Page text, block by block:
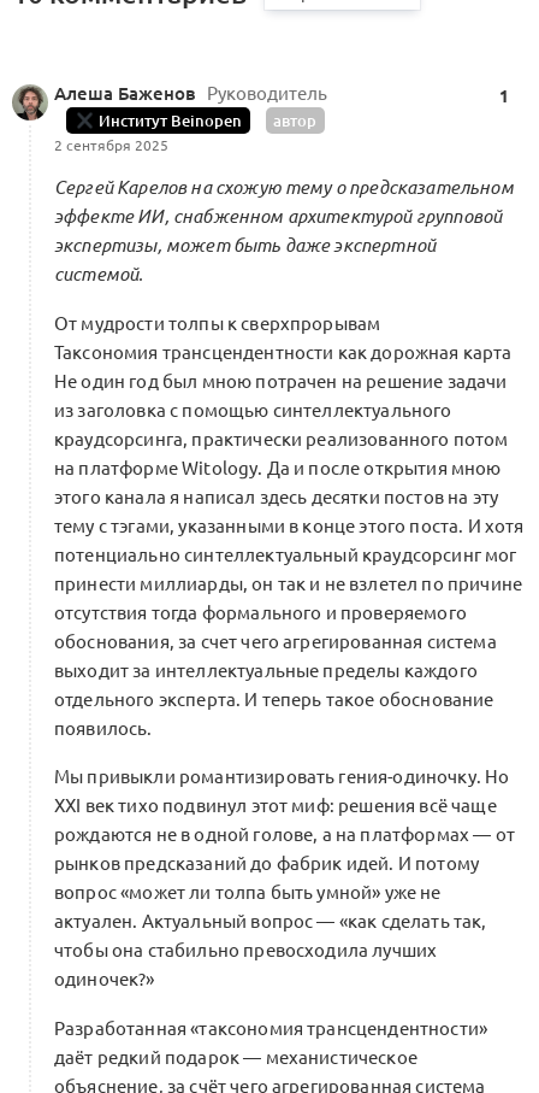
Моя беседа с доцентом МГУ Еленой
и корректировке роли бизнес-клуба
Альянса по отношению к системе
0
Меморандум о кооперации 3 комментария
Бизнес-клуб Beinopen: выводим
на сделки в индустрии моды
0
3 комментария
Раз в неделю вопреки дикой суете мне
удается ощутить, что мы делаем что-то
великое
0 комментариев
Алеша Баженов Руководитель
Институт Beinopen автор
2 сентября 2025
1
Сергей Карелов на схожую тему о предсказательном
эффекте ИИ, снабженном архитектурой групповой
экспертизы, может быть даже экспертной
системой.
От мудрости толпы к сверхпрорывам
Таксономия трансцендентности как дорожная карта
Не один год был мною потрачен на решение задачи
из заголовка с помощью синтеллектуального
краудсорсинга, практически реализованного потом
на платформе Witology. Да и после открытия мною
этого канала я написал здесь десятки постов на эту
тему с тэгами, указанными в конце этого поста. И хотя
потенциально синтеллектуальный краудсорсинг мог
принести миллиарды, он так и не взлетел по причине
отсутствия тогда формального и проверяемого
обоснования, за счет чего агрегированная система
выходит за интеллектуальные пределы каждого
отдельного эксперта. И теперь такое обоснование
появилось.
Мы привыкли романтизировать гения-одиночку. Но
XXI век тихо подвинул этот миф: решения всё чаще
рождаются не в одной голове, а на платформах — от
рынков предсказаний до фабрик идей. И потому
вопрос «может ли толпа быть умной» уже не
актуален. Актуальный вопрос — «как сделать так,
чтобы она стабильно превосходила лучших
одиночек?»
Разработанная «таксономия трансцендентности»
даёт редкий подарок — механистическое
объяснение, за счёт чего агрегированная система